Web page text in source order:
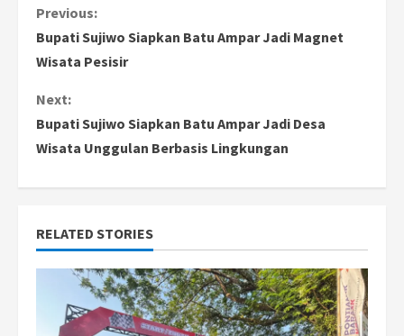
C
o
n
t
u
Previous:
Bupati Sujiwo Siapkan Batu Ampar Jadi Magnet
Wisata Pesisir
Next:
Bupati Sujiwo Siapkan Batu Ampar Jadi Desa
Wisata Unggulan Berbasis Lingkungan
RELATED STORIES